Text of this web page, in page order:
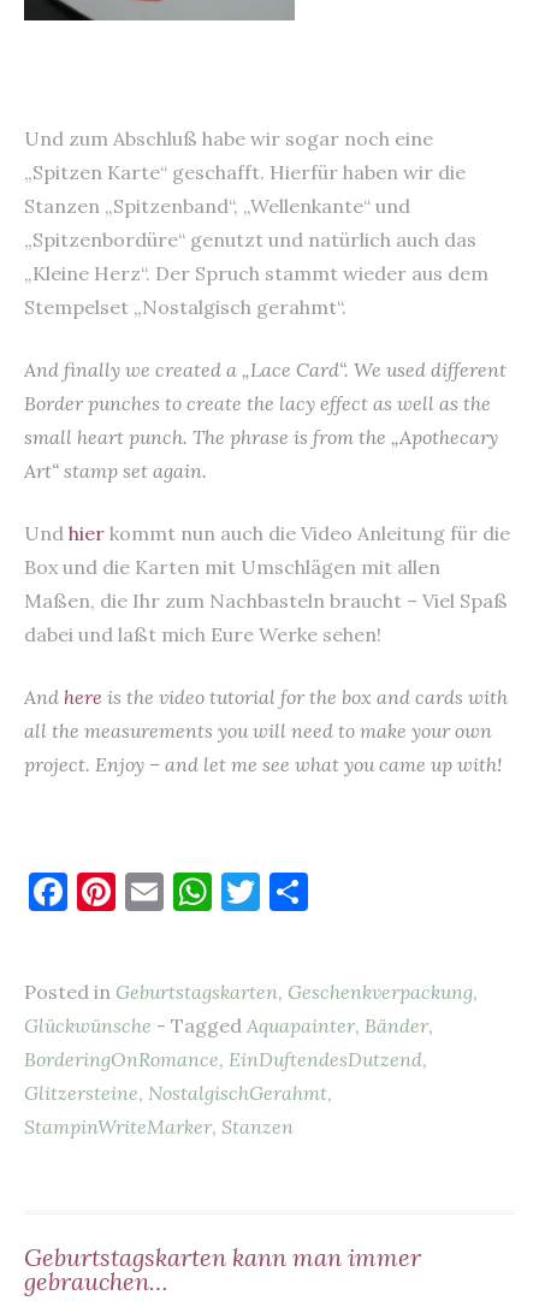
Und zum Abschluß habe wir sogar noch eine
„Spitzen Karte“ geschafft. Hierfür haben wir die
Stanzen „Spitzenband“, „Wellenkante“ und
„Spitzenbordüre“ genutzt und natürlich auch das
„Kleine Herz“. Der Spruch stammt wieder aus dem
Stempelset „Nostalgisch gerahmt“.
And finally we created a „Lace Card“. We used different
Border punches to create the lacy effect as well as the
small heart punch. The phrase is from the „Apothecary
Art“ stamp set again.
Und hier kommt nun auch die Video Anleitung für die
Box und die Karten mit Umschlägen mit allen
Maßen, die Ihr zum Nachbasteln braucht – Viel Spaß
dabei und laßt mich Eure Werke sehen!
And here is the video tutorial for the box and cards with
all the measurements you will need to make your own
project. Enjoy – and let me see what you came up with!
F
e
b
o
o
Pi
es
t
E
l
W
s
A
p
p
T
te
r
n
Posted in Geburtstagskarten, Geschenkverpackung,
Glückwünsche - Tagged Aquapainter, Bänder,
BorderingOnRomance, EinDuftendesDutzend,
Glitzersteine, NostalgischGerahmt,
StampinWriteMarker, Stanzen
Geburtstagskarten kann man immer
gebrauchen…